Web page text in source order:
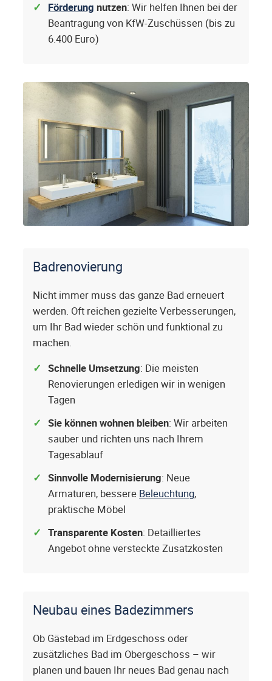
Förderung nutzen: Wir helfen Ihnen bei der
Beantragung von KfW-Zuschüssen (bis zu
6.400 Euro)
Badrenovierung
Nicht immer muss das ganze Bad erneuert
werden. Oft reichen gezielte Verbesserungen,
um Ihr Bad wieder schön und funktional zu
machen.
Schnelle Umsetzung: Die meisten
Renovierungen erledigen wir in wenigen
Tagen
Sie können wohnen bleiben: Wir arbeiten
sauber und richten uns nach Ihrem
Tagesablauf
Sinnvolle Modernisierung: Neue
Armaturen, bessere Beleuchtung,
praktische Möbel
Transparente Kosten: Detailliertes
Angebot ohne versteckte Zusatzkosten
Neubau eines Badezimmers
Ob Gästebad im Erdgeschoss oder
zusätzliches Bad im Obergeschoss – wir
planen und bauen Ihr neues Bad genau nach